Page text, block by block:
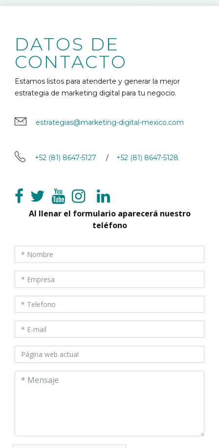
DATOS DE
CONTACTO
Estamos listos para atenderte y generar la mejor
estrategia de marketing digital para tu negocio.
estrategias@marketing-digital-mexico.com
+52 (81) 8647-5127 / +52 (81) 8647-5128
Al llenar el formulario aparecerá nuestro
teléfono